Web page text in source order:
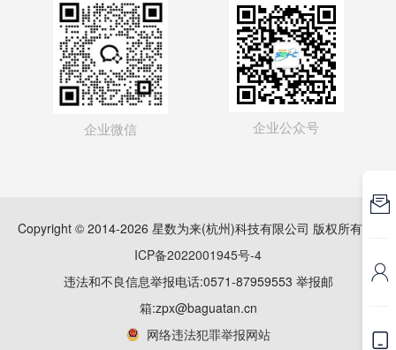
企业微信 企业公众号
Copyright © 2014-2026 星数为来(杭州)科技有限公司 版权所有
ICP备2022001945号-4
违法和不良信息举报电话:0571-87959553 举报邮
箱:zpx@baguatan.cn
网络违法犯罪举报网站


